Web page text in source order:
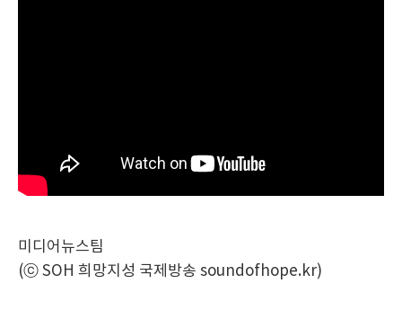
미디어뉴스팀
(ⓒ SOH 희망지성 국제방송 soundofhope.kr)